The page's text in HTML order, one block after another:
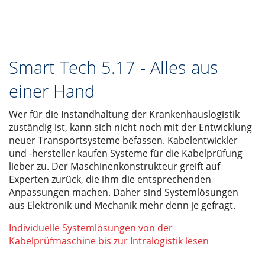
Smart Tech 5.17 - Alles aus
einer Hand
Wer für die Instandhaltung der Krankenhauslogistik
zuständig ist, kann sich nicht noch mit der Entwicklung
neuer Transportsysteme befassen. Kabelentwickler
und -hersteller kaufen Systeme für die Kabelprüfung
lieber zu. Der Maschinenkonstrukteur greift auf
Experten zurück, die ihm die entsprechenden
Anpassungen machen. Daher sind Systemlösungen
aus Elektronik und Mechanik mehr denn je gefragt.
Individuelle Systemlösungen von der
Kabelprüfmaschine bis zur Intralogistik lesen